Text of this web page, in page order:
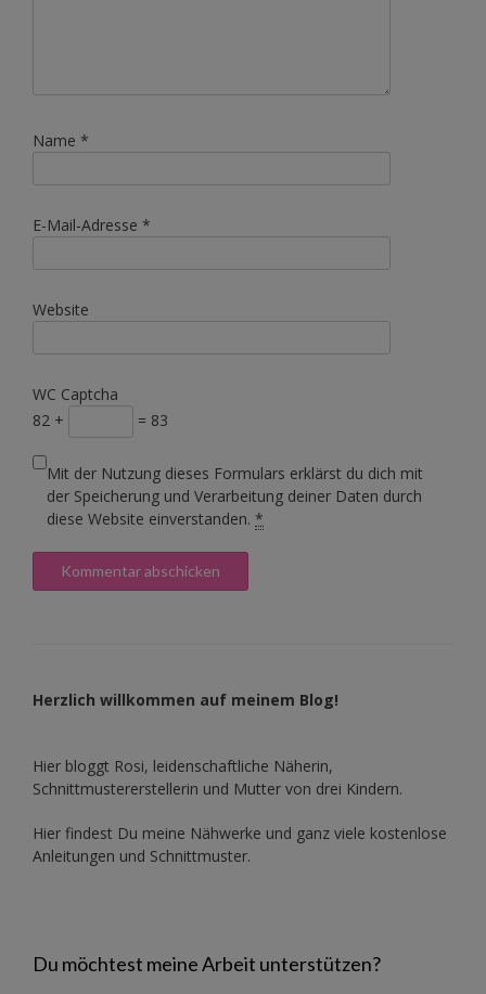
Name *
E-Mail-Adresse *
Website
WC Captcha
82 +
= 83
Mit der Nutzung dieses Formulars erklärst du dich mit
der Speicherung und Verarbeitung deiner Daten durch
diese Website einverstanden. *
Herzlich willkommen auf meinem Blog!
Hier bloggt Rosi, leidenschaftliche Näherin,
Schnittmustererstellerin und Mutter von drei Kindern.
Hier findest Du meine Nähwerke und ganz viele kostenlose
Anleitungen und Schnittmuster.
Du möchtest meine Arbeit unterstützen?